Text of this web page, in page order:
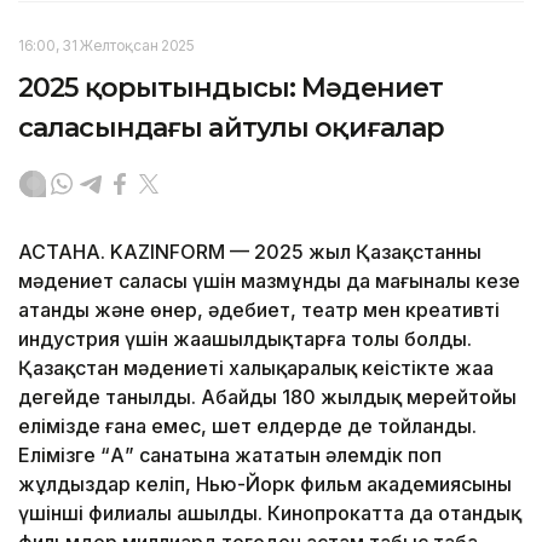
16:00, 31 Желтоқсан 2025
2025 қорытындысы: Мәдениет
саласындағы айтулы оқиғалар
АСТАНА. KAZINFORM — 2025 жыл Қазақстанның
мәдениет саласы үшін мазмұнды да мағыналы кезең
атанды және өнер, әдебиет, театр мен креативті
индустрия үшін жаңашылдықтарға толы болды.
Қазақстан мәдениеті халықаралық кеңістікте жаңа
деңгейде танылды. Абайдың 180 жылдық мерейтойы
елімізде ғана емес, шет елдерде де тойланды.
Елімізге “А” санатына жататын әлемдік поп
жұлдыздар келіп, Нью-Йорк фильм академиясының
үшінші филиалы ашылды. Кинопрокатта да отандық